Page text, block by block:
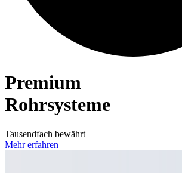
Premium
Rohrsysteme
Tausendfach bewährt
Mehr erfahren